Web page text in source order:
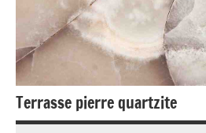
Terrasse pierre quartzite